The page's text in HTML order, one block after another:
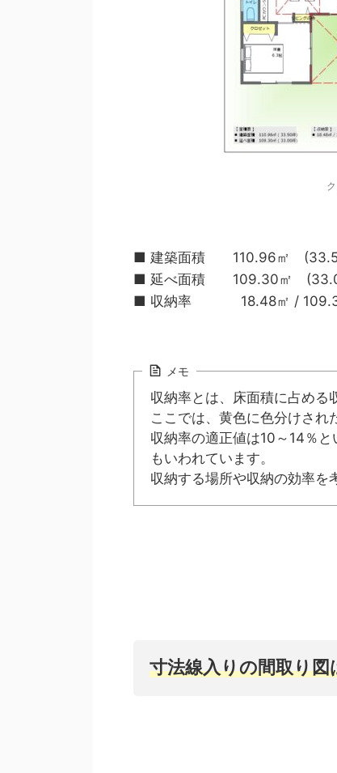
■ 建築面積 110.96㎡
■ 延べ面積 109.30㎡
■ 収納率 18.48㎡ / 109.30
メモ
収納率とは、床面積に占める
ここでは、黄色に色分けされ
収納率の適正値は10～14％
もいわれています。
収納する場所や収納の効率を
寸法線入りの間取り図